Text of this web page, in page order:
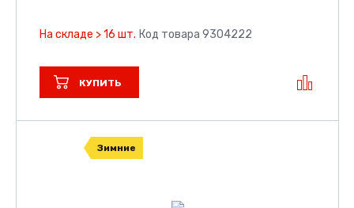
На складе > 16 шт. Код товара 9304222
КУПИТЬ
Зимние